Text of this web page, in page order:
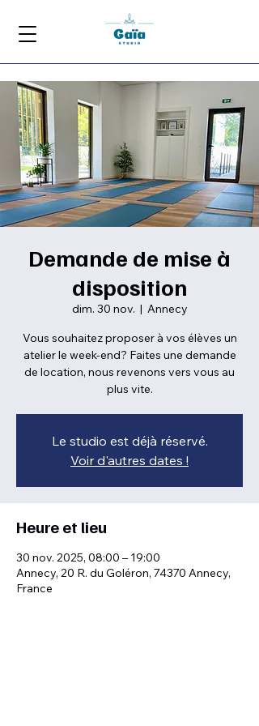
Demande de mise à
disposition
dim. 30 nov.
  |
Annecy
Vous souhaitez proposer à vos élèves un
atelier le week-end? Faites une demande
de location, nous revenons vers vous au
plus vite.
Le studio est déjà réservé.
Voir d'autres dates !
Heure et lieu
30 nov. 2025, 08:00 – 19:00
Annecy, 20 R. du Goléron, 74370 Annecy,
France